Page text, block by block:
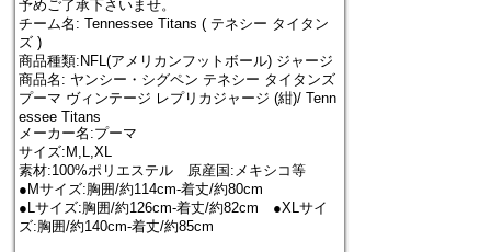
予めご了承下さいませ。
チーム名: Tennessee Titans ( テネシー タイタン
ズ )
商品種類:NFL(アメリカンフットボール) ジャージ
商品名: ヤンシー・シグペン テネシー タイタンズ
プーマ ヴィンテージ レプリカジャージ (紺)/ Tenn
essee Titans
メーカー名:プーマ
サイズ:M,L,XL
素材:100%ポリエステル 原産国:メキシコ等
●Mサイズ:胸囲/約114cm-着丈/約80cm
●Lサイズ:胸囲/約126cm-着丈/約82cm ●XLサイ
ズ:胸囲/約140cm-着丈/約85cm